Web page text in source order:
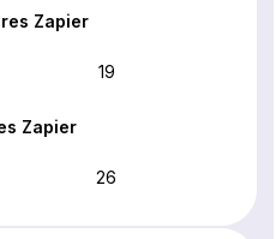
Zapier
19
Zapier
26